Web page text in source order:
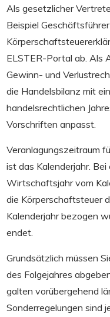
Als gesetzlicher
Beispiel
ELSTER-Portal ab. Als
Gewinn- und
die Handelsbilanz mit
handelsrechtlichen
Vorschriften anpasst.
Veranlagungszeitraum
ist das Kalenderjahr.
Wirtschaftsjahr vom
die Körperschaftsteuer
Kalenderjahr bezogen
endet.
Grundsätzlich müssen
des Folgejahres
galten vorübergehend
Sonderregelungen sind